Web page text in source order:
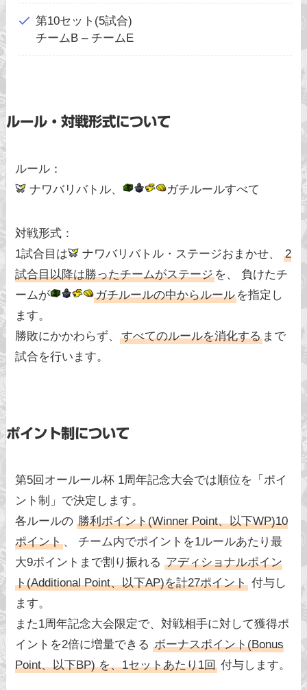
第10セット(5試合)
チームB – チームE
ルール・対戦形式について
ルール：
ナワバリバトル、
ガチルールすべて
対戦形式：
1試合目は
ナワバリバトル・ステージおまかせ、2
試合目以降は勝ったチームがステージを、 負けたチ
ームが
ガチルールの中からルールを指定し
ます。
勝敗にかかわらず、すべてのルールを消化する まで
試合を行います。
ポイント制について
第5回オールール杯 1周年記念大会では順位を「ポイ
ント制」で決定します。
各ルールの勝利ポイント(Winner Point、以下WP)10
ポイント、 チーム内でポイントを1ルールあたり最
大9ポイントまで割り振れるアディショナルポイン
ト(Additional Point、以下AP)を計27ポイント 付与し
ます。
また1周年記念大会限定で、対戦相手に対して獲得ポ
イントを2倍に増量できるボーナスポイント(Bonus
Point、以下BP) を、1セットあたり1回 付与します。